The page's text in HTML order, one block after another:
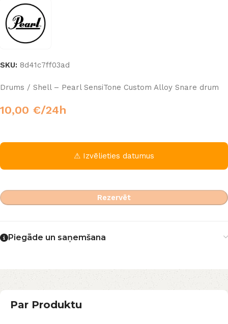
SKU: 8d41c7ff03ad
Drums / Shell – Pearl SensiTone Custom Alloy Snare drum
10,00 €/24h
⚠ Izvēlieties datumus
Rezervēt
Piegāde un saņemšana
Par Produktu